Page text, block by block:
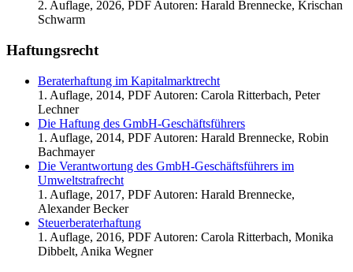
2. Auflage, 2026, PDF Autoren: Harald Brennecke, Krischan
Schwarm
Haftungsrecht
Beraterhaftung im Kapitalmarktrecht
1. Auflage, 2014, PDF Autoren: Carola Ritterbach, Peter
Lechner
Die Haftung des GmbH-Geschäftsführers
1. Auflage, 2014, PDF Autoren: Harald Brennecke, Robin
Bachmayer
Die Verantwortung des GmbH-Geschäftsführers im
Umweltstrafrecht
1. Auflage, 2017, PDF Autoren: Harald Brennecke,
Alexander Becker
Steuerberaterhaftung
1. Auflage, 2016, PDF Autoren: Carola Ritterbach, Monika
Dibbelt, Anika Wegner